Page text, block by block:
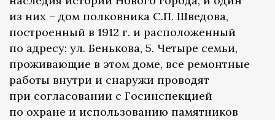
из них – дом полковника С.П. Шведова,
построенный в 1912 г. и расположенный
по адресу: ул. Бенькова, 5. Четыре семьи,
проживающие в этом доме, все ремонтные
работы внутри и снаружи проводят
при согласовании с Госинспекцией
по охране и использованию памятников